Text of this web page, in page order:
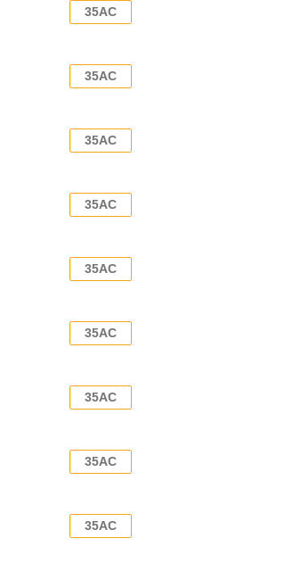
35AC
35AC
35AC
35AC
35AC
35AC
35AC
35AC
35AC